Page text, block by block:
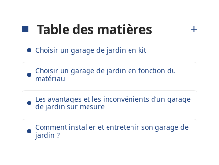
Table des matières
Choisir un garage de jardin en kit
Choisir un garage de jardin en fonction du
matériau
Les avantages et les inconvénients d’un garage
de jardin sur mesure
Comment installer et entretenir son garage de
jardin ?